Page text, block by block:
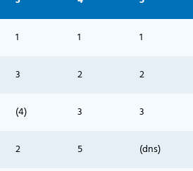
1 1 1
3 2 2
(4) 3 3
2 5 (dns)